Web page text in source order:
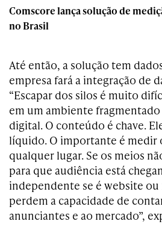
Comscore lança solução de
no Brasil
Até então, a solução tem
empresa fará a integração de
“Escapar dos silos é muito
em um ambiente
digital. O conteúdo é chave.
líquido. O importante é medir
qualquer lugar. Se os meios
para que audiência está
independente se é website ou
perdem a capacidade de
anunciantes e ao mercado”,